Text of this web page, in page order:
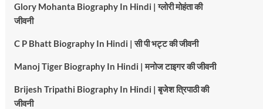
Glory Mohanta Biography In Hindi | ग्लोरी मोहंता की
जीवनी
C P Bhatt Biography In Hindi | सी पी भट्ट की जीवनी
Manoj Tiger Biography In Hindi | मनोज टाइगर की जीवनी
Brijesh Tripathi Biography In Hindi | बृजेश त्रिपाठी की
जीवनी